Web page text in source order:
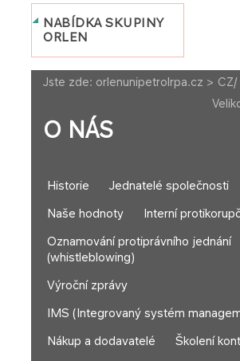
NABÍDKA SKUPINY
ORLEN
Jste zde: orlenunipetrolrpa.cz > CZ/
O NÁS
Historie
Jednatelé společnosti
Naše hodnoty
Interní
Oznamování protiprávního jednání
(whistleblowing)
Výroční zprávy
IMS (Integrovaný systém
Nákup a dodavatelé
Školení